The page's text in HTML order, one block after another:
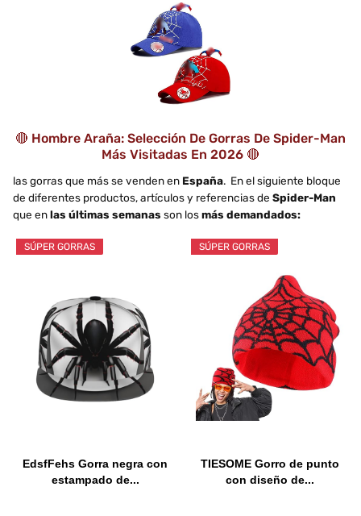
🔴 Hombre Araña: Selección De Gorras De Spider-Man
Más Visitadas En 2026 🔴
las gorras que más se venden en España. En el siguiente bloque
de diferentes productos, artículos y referencias de Spider-Man
que enlas últimas semanas son losmás demandados:
SÚPER GORRAS
EdsfFehs Gorra negra con
estampado de...
SÚPER GORRAS
TIESOME Gorro de punto
con diseño de...